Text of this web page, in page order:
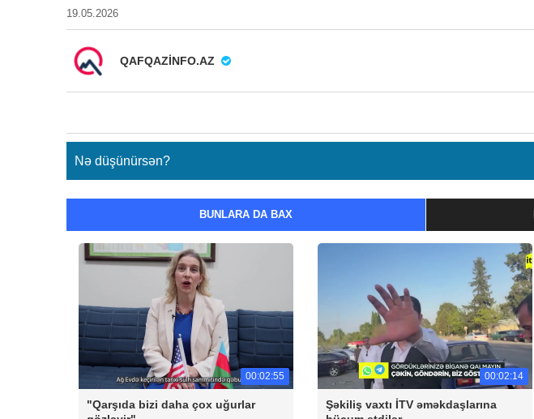
19.05.2026
QAFQAZINFO.AZ
Nə düşünürsən?
BUNLARA DA BAX
00:02:55
"Qarşıda bizi daha çox uğurlar
00:02:14
Şəkiliş vaxtı İTV əməkdaşlarına